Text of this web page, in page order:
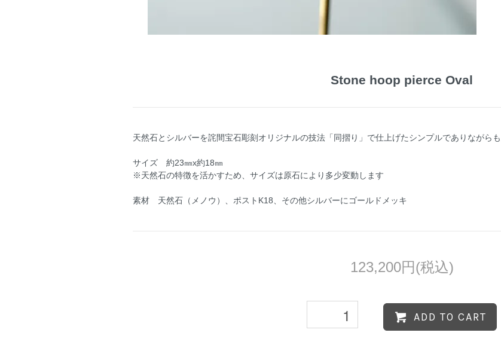
Stone hoop pierce Oval
天然石とシルバーを詫間宝石彫刻オリジナルの技法「同摺り」で仕上げたシンプルでありながら
サイズ 約23㎜x約18㎜
※天然石の特徴を活かすため、サイズは原石により多少変動します
素材 天然石（メノウ）、ポストK18、その他シルバーにゴールドメッキ
123,200円(税込)
ADD TO CART